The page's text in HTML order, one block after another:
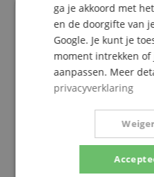
past precies
Sennheiser EW-D EM
Kleurcoderingsset
ga je akkoord met
en de doorgifte van
Google. Je kunt je
moment intrekken
aanpassen. Meer
privacyverklaring